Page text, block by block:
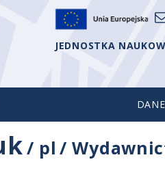
JEDNOSTKA
/ pl /